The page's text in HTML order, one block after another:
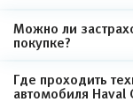
Можно ли
покупке?
Где проходить
автомобиля Haval